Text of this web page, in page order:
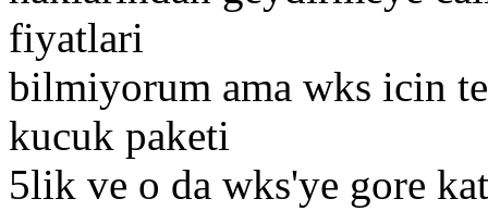
fiyatlari
bilmiyorum ama wks icin
kucuk paketi
5lik ve o da wks'ye gore